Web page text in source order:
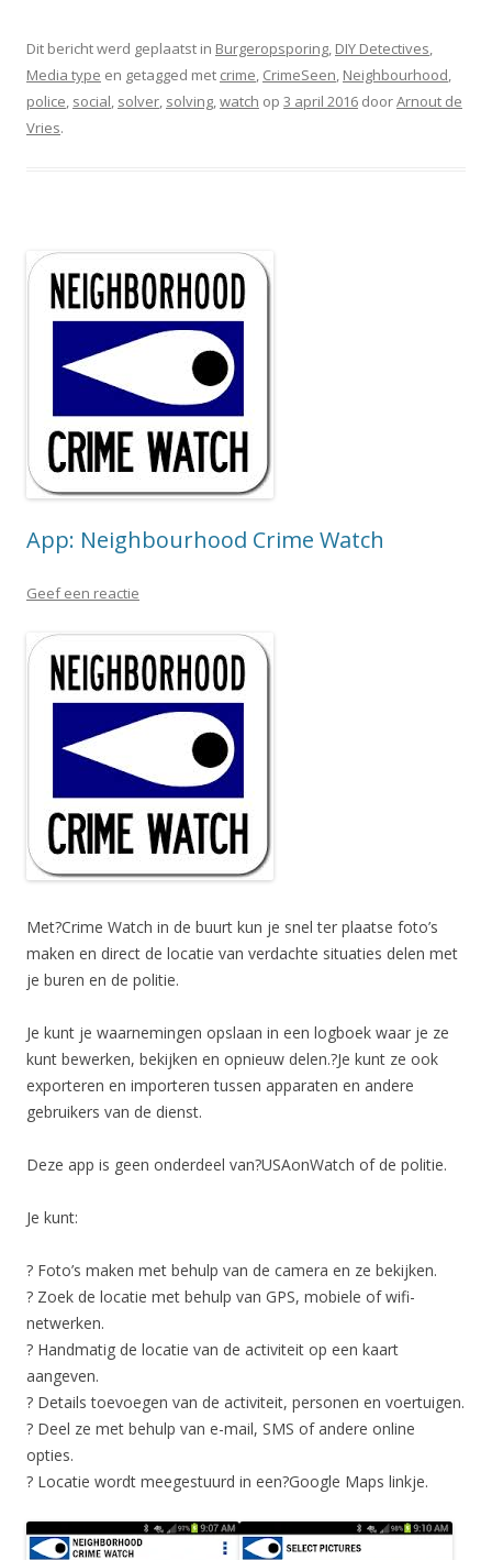
Dit bericht werd geplaatst in Burgeropsporing, DIY Detectives,
Media type en getagged met crime, CrimeSeen, Neighbourhood,
police, social, solver, solving,watch op 3 april 2016 doorArnout de
Vries.
App: Neighbourhood Crime Watch
Geef een reactie
Met?Crime Watch in de buurt kun je snel ter plaatse foto’s
maken en direct de locatie van verdachte situaties delen met
je buren en de politie.
Je kunt je waarnemingen opslaan in een logboek waar je ze
kunt bewerken, bekijken en opnieuw delen.?Je kunt ze ook
exporteren en importeren tussen apparaten en andere
gebruikers van de dienst.
Deze app is geen onderdeel van?USAonWatch of de politie.
Je kunt:
? Foto’s maken met behulp van de camera en ze bekijken.
? Zoek de locatie met behulp van GPS, mobiele of wifi-
netwerken.
? Handmatig de locatie van de activiteit op een kaart
aangeven.
? Details toevoegen van de activiteit, personen en voertuigen.
? Deel ze met behulp van e-mail, SMS of andere online
opties.
? Locatie wordt meegestuurd in een?Google Maps linkje.